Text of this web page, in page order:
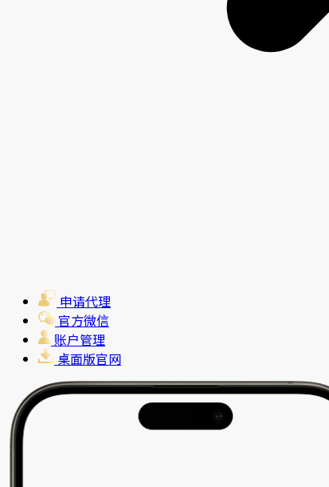
申请代理
官方微信
账户管理
桌面版官网
新用户特别赠金优惠活动
可享赠金高达$10000美元*